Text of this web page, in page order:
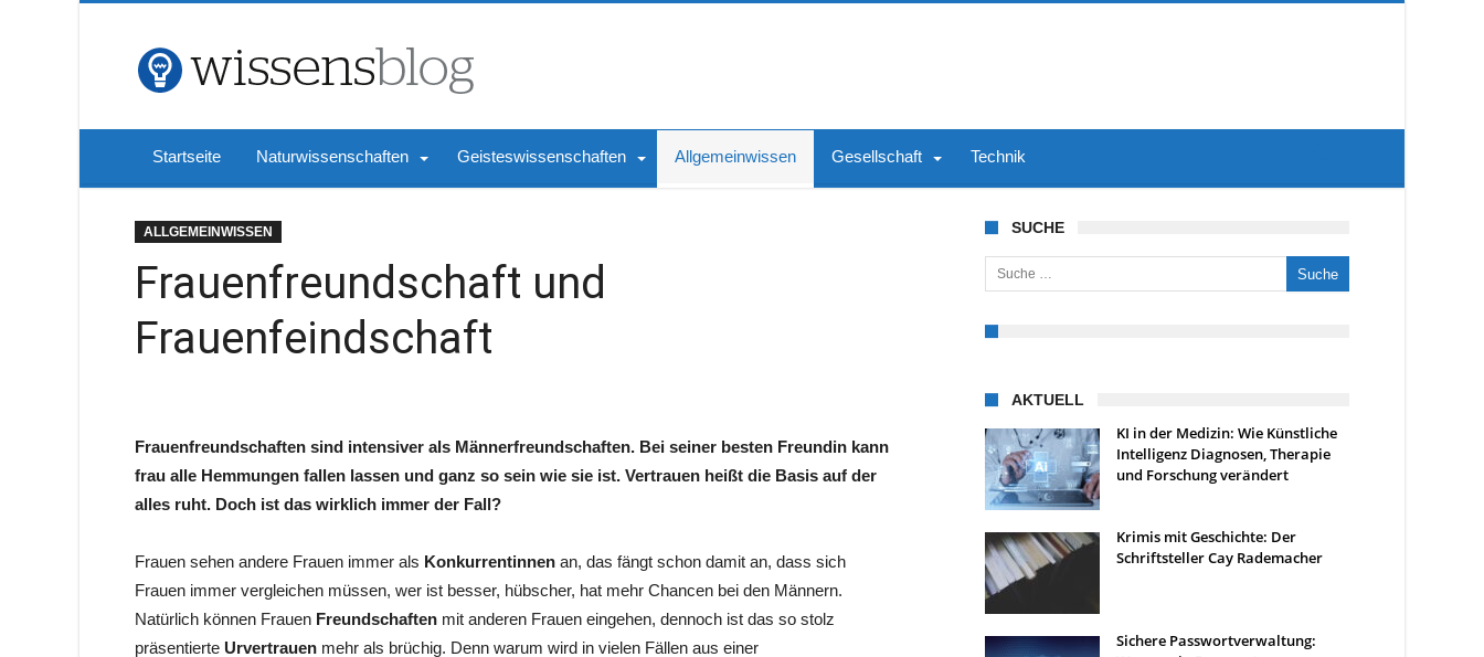
Startseite Naturwissenschaften Geisteswissenschaften Allgemeinwissen Gesellschaft Technik
ALLGEMEINWISSEN
Frauenfreundschaft und
Frauenfeindschaft
Frauenfreundschaften sind intensiver als Männerfreundschaften. Bei seiner besten Freundin kann
frau alle Hemmungen fallen lassen und ganz so sein wie sie ist. Vertrauen heißt die Basis auf der
alles ruht. Doch ist das wirklich immer der Fall?
Frauen sehen andere Frauen immer als Konkurrentinnen an, das fängt schon damit an, dass sich
Frauen immer vergleichen müssen, wer ist besser, hübscher, hat mehr Chancen bei den Männern.
Natürlich können Frauen Freundschaften mit anderen Frauen eingehen, dennoch ist das so stolz
präsentierte Urvertrauen mehr als brüchig. Denn warum wird in vielen Fällen aus einer
SUCHE
Suche nach:
AKTUELL
KI in der Medizin: Wie Künstliche
Intelligenz Diagnosen, Therapie
und Forschung verändert
Krimis mit Geschichte: Der
Schriftsteller Cay Rademacher
Sichere Passwortverwaltung: